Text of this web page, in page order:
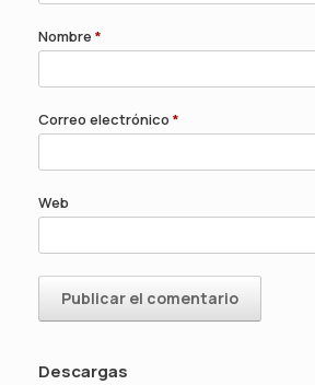
Nombre *
Correo electrónico *
Web
Descargas